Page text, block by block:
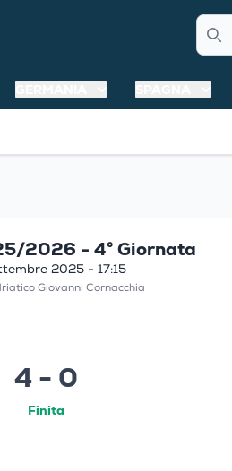
Search
2026 - 4° Giornata
2025 - 17:15
Giovanni Cornacchia
4 - 0
Finita